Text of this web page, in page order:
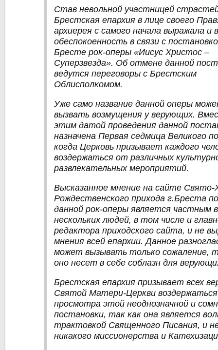
Став невольной участницей
Брестская епархия в лице своего
архиерея с самого начала выражала и
обеспокоенность в связи с
Бресте рок-оперы «Иисус Христос –
Суперзвезда». Об отмене данной
ведутся переговоры с Брестским
Облисполкомом.
Уже само название данной оперы
вызвать возмущения у верующих.
этим датой проведения данной
назначена Первая седмица Великого
когда Церковь призывает каждого
воздержаться от различных
развлекательных мероприятий.
Высказанное мнение на сайте
Рождественского прихода г.Бреста
данной рок-оперы является частным
нескольких людей, в том числе и
редактора приходского сайта, и не
мнения всей епархии. Данное
может вызывать только сожаление,
оно несет в себе соблазн для
Брестская епархия призывает всех
Святой Матери-Церкви
просмотра этой неоднозначной и
постановки, так как она является
трактовкой Священного Писания, и
никакого миссионерства и